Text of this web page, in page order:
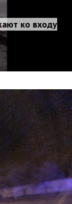
ко входу